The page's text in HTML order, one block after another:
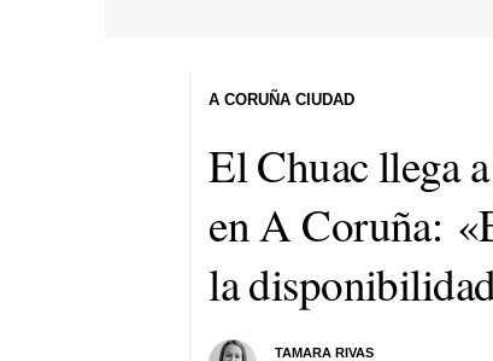
El Chuac llega
en A Coruña:
la
TAMARA RIVAS
A CORUÑA CIUDAD